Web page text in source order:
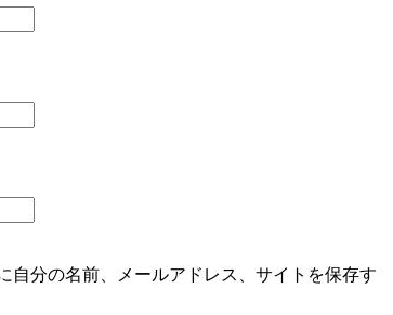
自分の名前、メールアドレス、サイトを保存す